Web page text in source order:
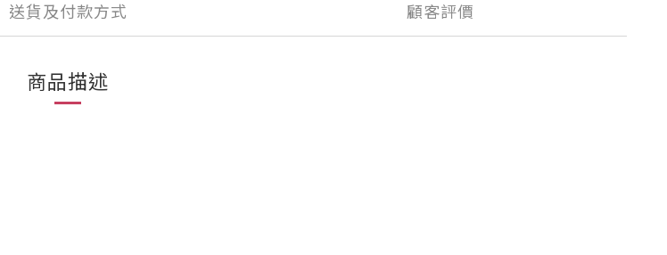
送貨及付款方式 顧客評價
商品描述